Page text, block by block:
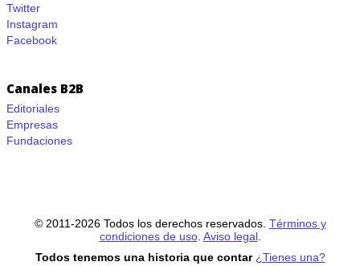
Twitter
Instagram
Facebook
Canales B2B
Editoriales
Empresas
Fundaciones
© 2011-2026 Todos los derechos reservados. Términos y
condiciones de uso. Aviso legal.
Todos tenemos una historia que contar ¿Tienes una?